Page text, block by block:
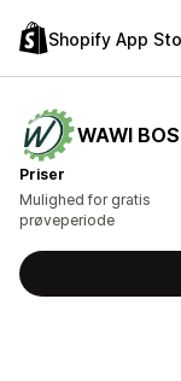
Shopify App
WAWI BOS
Priser
Mulighed for gratis
prøveperiode